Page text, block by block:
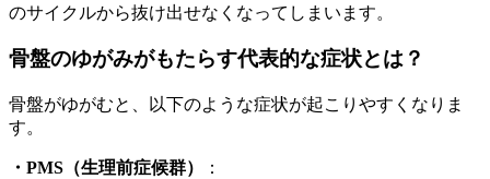
のサイクルから抜け出せなくなってしまいます。
骨盤のゆがみがもたらす代表的な症状とは？
骨盤がゆがむと、以下のような症状が起こりやすくなりま
す。
・PMS（生理前症候群）
：